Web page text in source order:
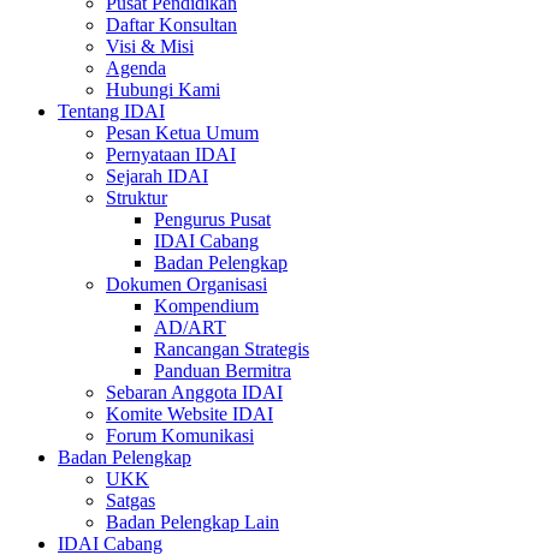
Daftar Konsultan
Visi & Misi
Agenda
Hubungi Kami
Tentang IDAI
Pesan Ketua Umum
Pernyataan IDAI
Sejarah IDAI
Struktur
Pengurus Pusat
IDAI Cabang
Badan Pelengkap
Dokumen Organisasi
Kompendium
AD/ART
Rancangan Strategis
Panduan Bermitra
Sebaran Anggota IDAI
Komite Website IDAI
Forum Komunikasi
Badan Pelengkap
UKK
Satgas
Badan Pelengkap Lain
IDAI Cabang